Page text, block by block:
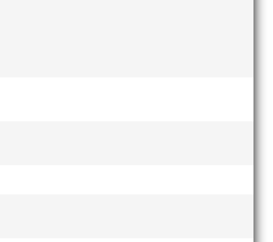
i år har visat upp en ruggig stabilitet i år
Sthål och Hammarbys australiensare
gå en tuff kamp under SM-helgen
inställt på att bli svensk mästarinna.
favoritrollen på 400m.